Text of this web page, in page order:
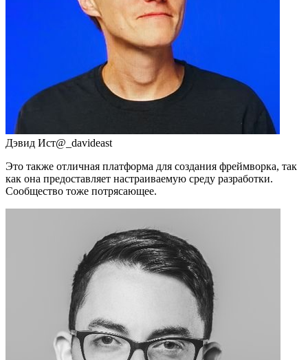
Дэвид Ист@_davideast
Это также отличная платформа для создания фреймворка, так
как она предоставляет настраиваемую среду разработки.
Сообщество тоже потрясающее.